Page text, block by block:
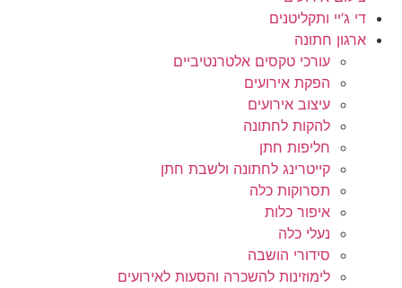
די ג’יי ותקליטנים
ארגון חתונה
עורכי טקסים אלטרנטיביים
הפקת אירועים
עיצוב אירועים
להקות לחתונה
חליפות חתן
קייטרינג לחתונה ולשבת חתן
תסרוקות כלה
איפור כלות
נעלי כלה
סידורי הושבה
לימוזינות להשכרה והסעות לאירועים